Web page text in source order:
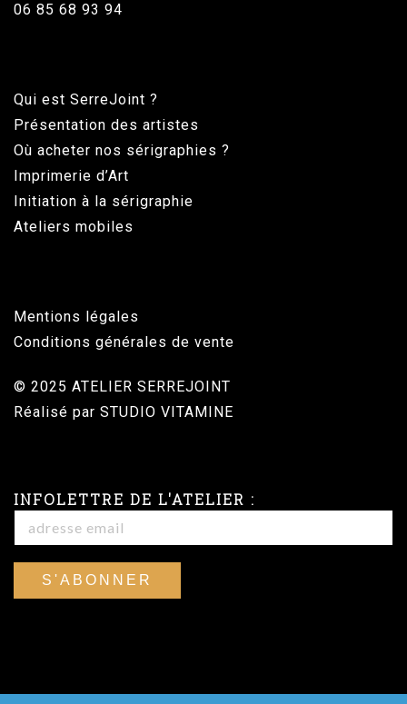
06 85 68 93 94
Qui est SerreJoint ?
Présentation des artistes
Où acheter nos sérigraphies ?
Imprimerie d’Art
Initiation à la sérigraphie
Ateliers mobiles
Mentions légales
Conditions générales de vente
© 2025 ATELIER SERREJOINT
Réalisé par STUDIO VITAMINE
INFOLETTRE DE L'ATELIER :